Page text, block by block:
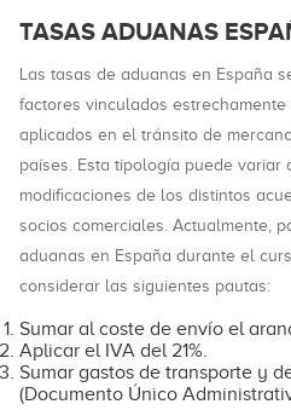
TASAS ADUANAS
Las tasas de aduanas en España
factores vinculados
aplicados en el tránsito de
países. Esta tipología puede variar
modificaciones de los distintos
socios comerciales. Actualmente,
aduanas en España durante el
considerar las siguientes pautas:
Sumar al coste de envío el
Aplicar el IVA del 21%.
Sumar gastos de transporte y
(Documento Único